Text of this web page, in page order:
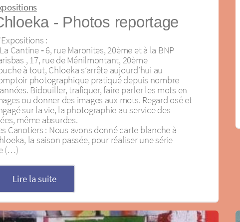
- Photos reportage
:
Cantine ‐ 6, rue Maronites, 20ème et à la BNP
, 17, rue de Ménilmontant, 20ème
à tout, Chloeka s’arrête aujourd’hui au
photographique pratiqué depuis nombre
Bidouiller, trafiquer, faire parler les mots en
ou donner des images aux mots. Regard osé et
sur la vie, la photographie au service des
même absurdes.
Canotiers : Nous avons donné carte blanche à
la saison passée, pour réaliser une série
(…)
Lire la suite